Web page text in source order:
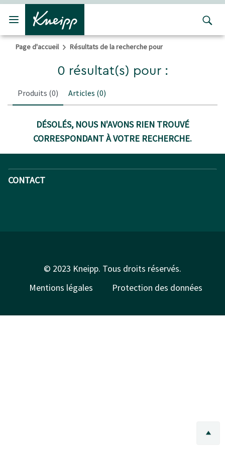
Passer au contenu principal
Passer au contenu du pied de page
Page d'accueil Résultats de la recherche pour
0 résultat(s) pour :
Produits (0) Articles (0)
DÉSOLÉS, NOUS N'AVONS RIEN TROUVÉ
CORRESPONDANT À VOTRE RECHERCHE.
CONTACT
© 2023 Kneipp. Tous droits réservés.
Mentions légales
Protection des données